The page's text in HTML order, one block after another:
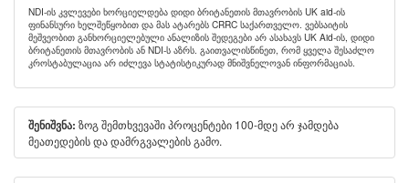
NDI-ის კვლევები ხორციელდება დიდი ბრიტანეთის მთავრობის UK aid-ის
ფინანსური ხელშეწყობით და მას ატარებს CRRC საქართველო. ვებსაიტის
მეშვეობით განხორციელებული ანალიზის შედეგები არ ასახავს UK Aid-ის, დიდი
ბრიტანეთის მთავრობის ან NDI-ს აზრს. გაითვალისწინეთ, რომ ყველა შესაძლო
კროსტაბულაცია არ იძლევა სტატისტიკურად მნიშვნელოვან ინფორმაციას.
შენიშვნა: ზოგ შემთხვევაში პროცენტები 100-მდე არ ჯამდება
მეათედების და დამრგვალების გამო.